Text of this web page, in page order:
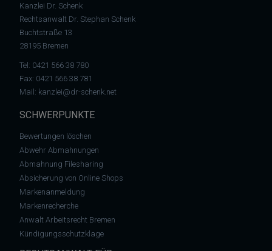
Kanzlei Dr. Schenk
Rechtsanwalt Dr. Stephan Schenk
Buchtstraße 13
28195 Bremen
Tel: 0421 566 38 780
Fax: 0421 566 38 781
Mail: kanzlei@dr-schenk.net
SCHWERPUNKTE
Bewertungen löschen
Abwehr Abmahnungen
Abmahnung Filesharing
Absicherung von Online Shops
Markenanmeldung
Markenrecherche
Anwalt Arbeitsrecht Bremen
Kündigungsschutzklage